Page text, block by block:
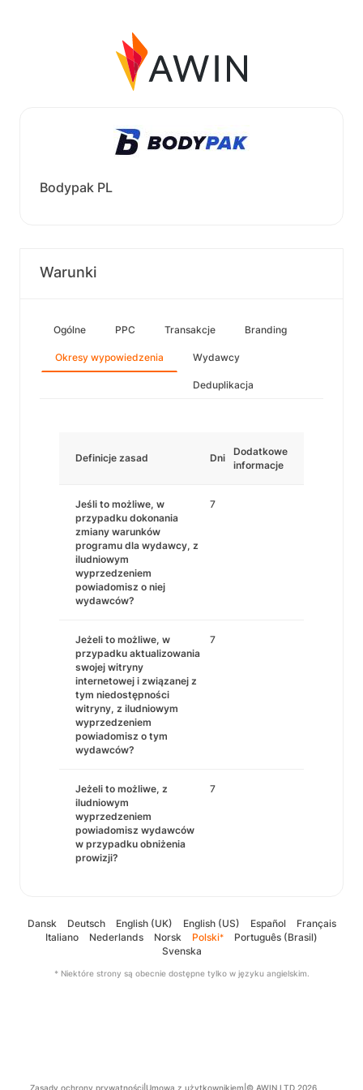
Bodypak PL
Warunki
Ogólne PPC Transakcje Branding
Okresy wypowiedzenia Wydawcy
Deduplikacja
Definicje zasad Dni
Dodatkowe
informacje
Jeśli to możliwe, w
przypadku dokonania
zmiany warunków
programu dla wydawcy, z
iludniowym
wyprzedzeniem
powiadomisz o niej
wydawców?
7
Jeżeli to możliwe, w
przypadku aktualizowania
swojej witryny
internetowej i związanej z
tym niedostępności
witryny, z iludniowym
wyprzedzeniem
powiadomisz o tym
wydawców?
7
Jeżeli to możliwe, z
iludniowym
wyprzedzeniem
powiadomisz wydawców
w przypadku obniżenia
prowizji?
7
Dansk Deutsch English (UK) English (US) Español
Français
Italiano
Nederlands Norsk Polski*
Português (Brasil)
Svenska
* Niektóre strony są obecnie dostępne tylko w języku angielskim.
Zasady ochrony prywatności Umowa z użytkownikiem © AWIN LTD 2026